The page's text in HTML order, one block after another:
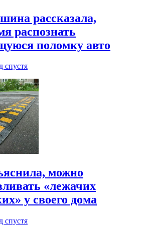
рассказала,
распознать
поломку авто
спустя
можно
«лежачих
у своего дома
спустя